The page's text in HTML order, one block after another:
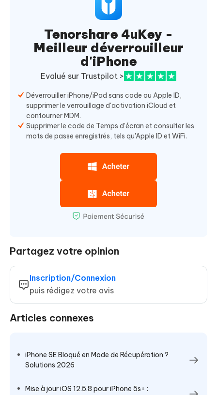
Tenorshare 4uKey -
Meilleur déverrouilleur
d'iPhone
Evalué sur Trustpilot >
Déverrouiller iPhone/iPad sans code ou Apple ID,
supprimer le verrouillage d'activation iCloud et
contourner MDM.
Supprimer le code de Temps d’écran et consulter les
mots de passe enregistrés, tels qu'Apple ID et WiFi.
Partagez votre opinion
Inscription/Connexion
puis rédigez votre avis
Articles connexes
iPhone SE Bloqué en Mode de Récupération ?
Solutions 2026
Mise à jour iOS 12.5.8 pour iPhone 5s+ :